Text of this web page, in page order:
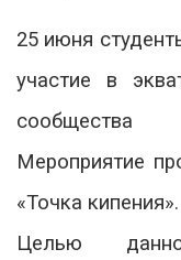
25 июня
участие в
сообщества
Мероприятие
«Точка кипения».
Целью